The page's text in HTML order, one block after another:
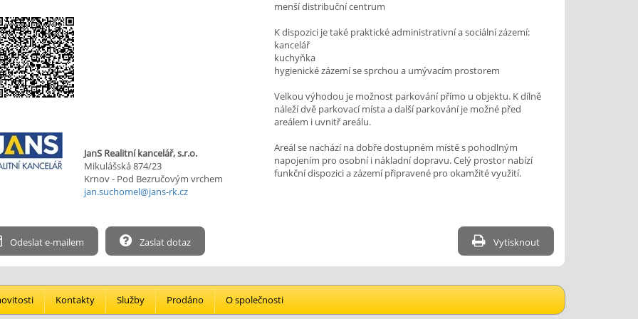
JanS Realitní kancelář, s.r.o.
Mikulášská 874/23
Krnov - Pod Bezručovým vrchem
jan.suchomel@jans-rk.cz
menší distribuční centrum
K dispozici je také praktické administrativní a sociální zázemí:
kancelář
kuchyňka
hygienické zázemí se sprchou a umývacím prostorem
Velkou výhodou je možnost parkování přímo u objektu. K dílně
náleží dvě parkovací místa a další parkování je možné před
areálem i uvnitř areálu.
Areál se nachází na dobře dostupném místě s pohodlným
napojením pro osobní i nákladní dopravu. Celý prostor nabízí
funkční dispozici a zázemí připravené pro okamžité využití.
Odeslat e-mailem Zaslat dotaz Vytisknout
Kontakty Služby Prodáno O společnosti